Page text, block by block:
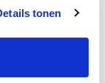
tonen
&